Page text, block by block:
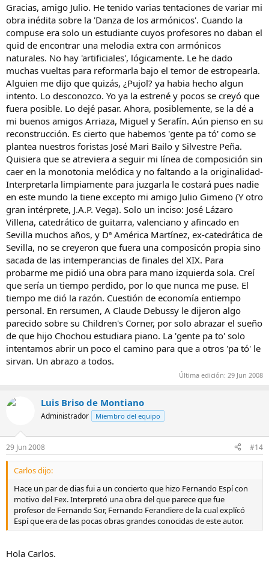
Gracias, amigo Julio. He tenido varias tentaciones de variar mi
obra inédita sobre la 'Danza de los armónicos'. Cuando la
compuse era solo un estudiante cuyos profesores no daban el
quid de encontrar una melodia extra con armónicos
naturales. No hay 'artificiales', lógicamente. Le he dado
muchas vueltas para reformarla bajo el temor de estropearla.
Alguien me dijo que quizás, ¿Pujol? ya habia hecho algun
intento. Lo desconozco. Yo ya la estrené y pocos se creyó que
fuera posible. Lo dejé pasar. Ahora, posiblemente, se la dé a
mi buenos amigos Arriaza, Miguel y Serafín. Aún pienso en su
reconstrucción. Es cierto que habemos 'gente pa tó' como se
plantea nuestros foristas José Mari Bailo y Silvestre Peña.
Quisiera que se atreviera a seguir mi línea de composición sin
caer en la monotonia melódica y no faltando a la originalidad-
Interpretarla limpiamente para juzgarla le costará pues nadie
en este mundo la tiene excepto mi amigo Julio Gimeno (Y otro
gran intérprete, J.A.P. Vega). Solo un inciso: José Lázaro
Villena, catedrático de guitarra, valenciano y afincado en
Sevilla muchos años, y Dª América Martínez, ex-catedrática de
Sevilla, no se creyeron que fuera una composicón propia sino
sacada de las intemperancias de finales del XIX. Para
probarme me pidió una obra para mano izquierda sola. Creí
que sería un tiempo perdido, por lo que nunca me puse. El
tiempo me dió la razón. Cuestión de economía entiempo
personal. En rersumen, A Claude Debussy le dijeron algo
parecido sobre su Children's Corner, por solo abrazar el sueño
de que hijo Chochou estudiara piano. La 'gente pa to' solo
intentamos abrir un poco el camino para que a otros 'pa tó' le
sirvan. Un abrazo a todos.
Última edición: 29 Jun 2008
Luis Briso de Montiano
Administrador Miembro del equipo
29 Jun 2008 #14
Carlos dijo:
Hace un par de dias fui a un concierto que hizo Fernando Espí con
motivo del Fex. Interpretó una obra del que parece que fue
profesor de Fernando Sor, Fernando Ferandiere de la cual explícó
Espí que era de las pocas obras grandes conocidas de este autor.
Hola Carlos.